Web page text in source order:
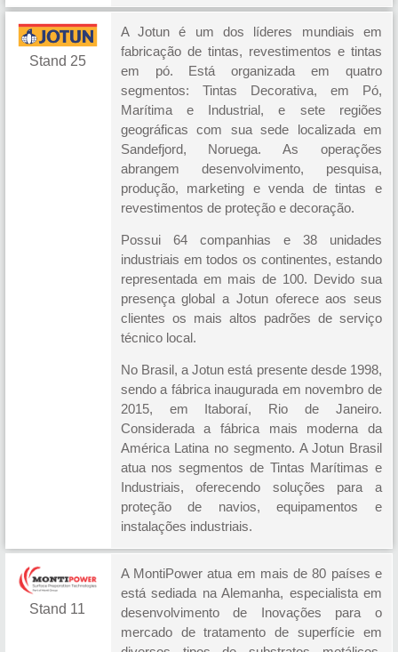
Stand 25
A Jotun é um dos líderes mundiais em
fabricação de tintas, revestimentos e tintas
em pó. Está organizada em quatro
segmentos: Tintas Decorativa, em Pó,
Marítima e Industrial, e sete regiões
geográficas com sua sede localizada em
Sandefjord, Noruega. As operações
abrangem desenvolvimento, pesquisa,
produção, marketing e venda de tintas e
revestimentos de proteção e decoração.
Possui 64 companhias e 38 unidades
industriais em todos os continentes, estando
representada em mais de 100. Devido sua
presença global a Jotun oferece aos seus
clientes os mais altos padrões de serviço
técnico local.
No Brasil, a Jotun está presente desde 1998,
sendo a fábrica inaugurada em novembro de
2015, em Itaboraí, Rio de Janeiro.
Considerada a fábrica mais moderna da
América Latina no segmento. A Jotun Brasil
atua nos segmentos de Tintas Marítimas e
Industriais, oferecendo soluções para a
proteção de navios, equipamentos e
instalações industriais.
Stand 11
A MontiPower atua em mais de 80 países e
está sediada na Alemanha, especialista em
desenvolvimento de Inovações para o
mercado de tratamento de superfície em